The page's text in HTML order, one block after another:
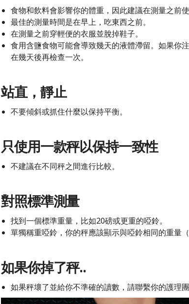
食物和飲料會影響你的體重，因此建議在測量之前使
最佳的測量時間是在早上，吃東西之前。
在測量之前穿輕便的衣服並脫掉鞋子。
食用含鹽食物可能會導致幾天的液體滯留。如果你
在幾天後再檢查一次。
站直，靜止
不要傾斜或抓住什麼以保持平衡。
只使用一款秤以保持一致性
不建議在不同秤之間進行比較。
對照標準測量
找到一個標準重量，比如20磅或更重的啞鈴。
單獨稱重啞鈴，你的秤應該顯示與啞鈴相同的重量（
如果你掉了秤..
如果秤壞了並給你不準確的讀數，請聯繫你的護理團